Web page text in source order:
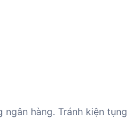
hàng. Tránh kiện tụng